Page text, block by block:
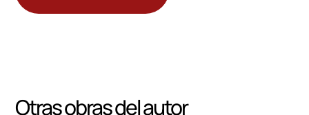
Otras obras del autor